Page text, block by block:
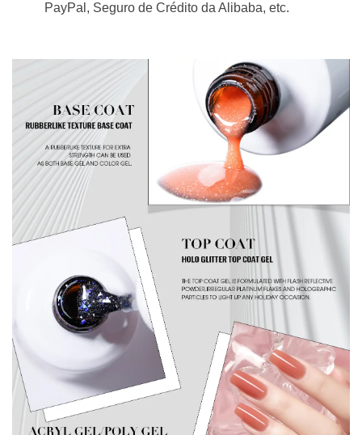
PayPal, Seguro de Crédito da Alibaba, etc.